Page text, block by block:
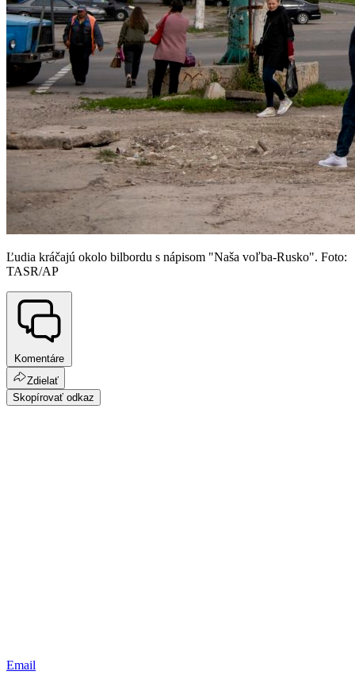
Ľudia kráčajú okolo bilbordu s nápisom "Naša voľba-Rusko". Foto:
TASR/AP
Komentáre
Zdielať
Skopírovať odkaz
Email